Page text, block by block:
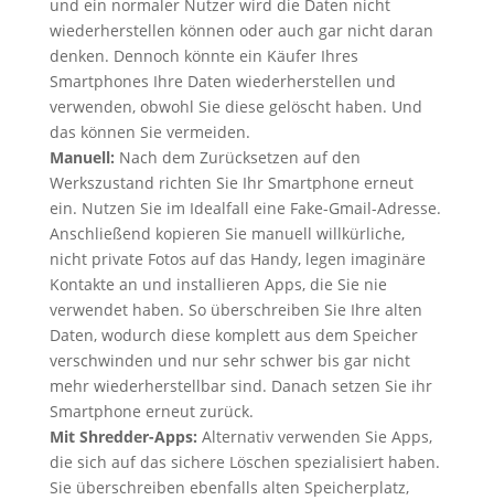
und ein normaler Nutzer wird die Daten nicht
wiederherstellen können oder auch gar nicht daran
denken. Dennoch könnte ein Käufer Ihres
Smartphones Ihre Daten wiederherstellen und
verwenden, obwohl Sie diese gelöscht haben. Und
das können Sie vermeiden.
Manuell: Nach dem Zurücksetzen auf den
Werkszustand richten Sie Ihr Smartphone erneut
ein. Nutzen Sie im Idealfall eine Fake-Gmail-Adresse.
Anschließend kopieren Sie manuell willkürliche,
nicht private Fotos auf das Handy, legen imaginäre
Kontakte an und installieren Apps, die Sie nie
verwendet haben. So überschreiben Sie Ihre alten
Daten, wodurch diese komplett aus dem Speicher
verschwinden und nur sehr schwer bis gar nicht
mehr wiederherstellbar sind. Danach setzen Sie ihr
Smartphone erneut zurück.
Mit Shredder-Apps: Alternativ verwenden Sie Apps,
die sich auf das sichere Löschen spezialisiert haben.
Sie überschreiben ebenfalls alten Speicherplatz,